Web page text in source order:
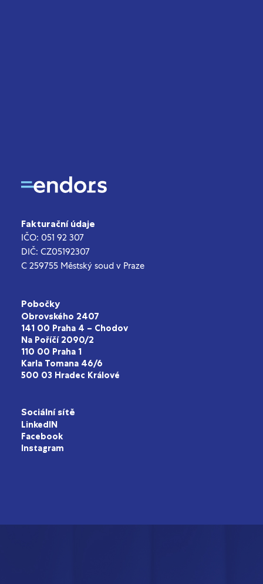
Fakturační údaje
IČO: 051 92 307
DIČ: CZ05192307
C 259755 Městský soud v Praze
Pobočky
Obrovského 2407
141 00 Praha 4 – Chodov
Na Poříčí 2090/2
110 00 Praha 1
Karla Tomana 46/6
500 03 Hradec Králové
Sociální sítě
LinkedIN
Facebook
Instagram